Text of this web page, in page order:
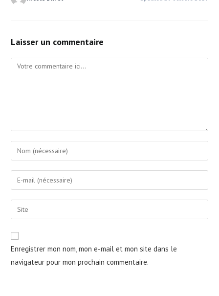
Laisser un commentaire
Comment
Enter
your
name
comment
Enter
your
email
address
Saisir
l’URL
votre
site
(facultatif)
Enregistrer mon nom, mon e-mail et mon site dans le
navigateur pour mon prochain commentaire.